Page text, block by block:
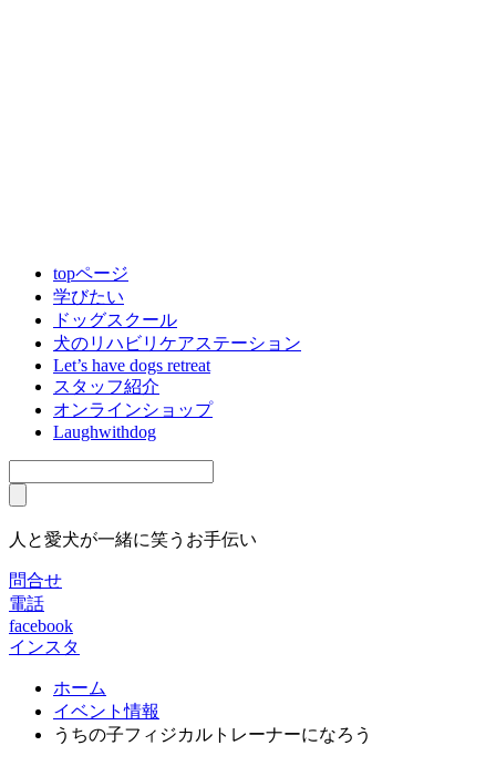
topページ
学びたい
ドッグスクール
犬のリハビリケアステーション
Let’s have dogs retreat
スタッフ紹介
オンラインショップ
Laughwithdog
人と愛犬が一緒に笑うお手伝い
問合せ
電話
facebook
インスタ
ホーム
イベント情報
うちの子フィジカルトレーナーになろう